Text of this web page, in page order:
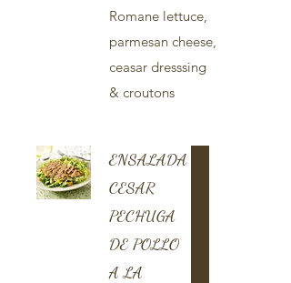
Romane lettuce,
parmesan cheese,
ceasar dresssing
& croutons
ENSALADA
CESAR
PECHUGA
DE POLLO
A LA